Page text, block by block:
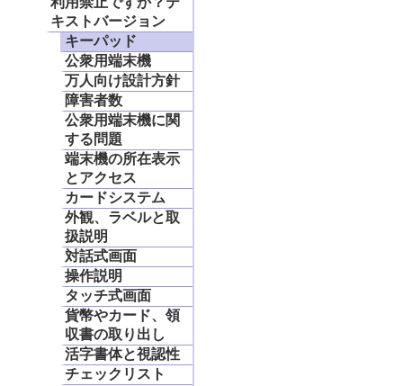
キストバージョン
キーパッド
公衆用端末機
万人向け設計方針
障害者数
公衆用端末機に関
する問題
端末機の所在表示
とアクセス
カードシステム
外観、ラベルと取
扱説明
対話式画面
操作説明
タッチ式画面
貨幣やカード、領
収書の取り出し
活字書体と視認性
チェックリスト